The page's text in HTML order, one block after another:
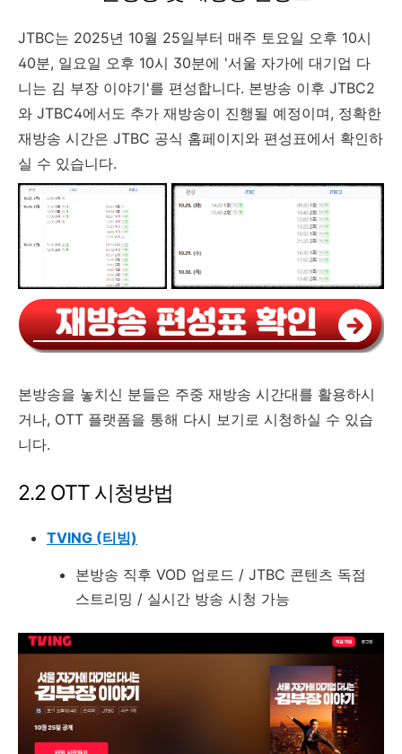
JTBC는 2025년 10월 25일부터 매주 토요일 오후 10시
40분, 일요일 오후 10시 30분에 '서울 자가에 대기업 다
니는 김 부장 이야기'를 편성합니다. 본방송 이후 JTBC2
와 JTBC4에서도 추가 재방송이 진행될 예정이며, 정확한
재방송 시간은 JTBC 공식 홈페이지와 편성표에서 확인하
실 수 있습니다.
본방송을 놓치신 분들은 주중 재방송 시간대를 활용하시
거나, OTT 플랫폼을 통해 다시 보기로 시청하실 수 있습
니다.
2.2 OTT 시청방법
TVING (티빙)
본방송 직후 VOD 업로드 / JTBC 콘텐츠 독점
스트리밍 / 실시간 방송 시청 가능